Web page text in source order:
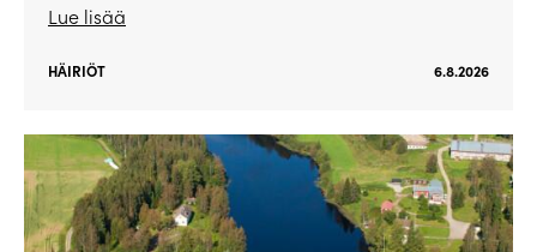
Lue lisää
HÄIRIÖT 6.8.2026